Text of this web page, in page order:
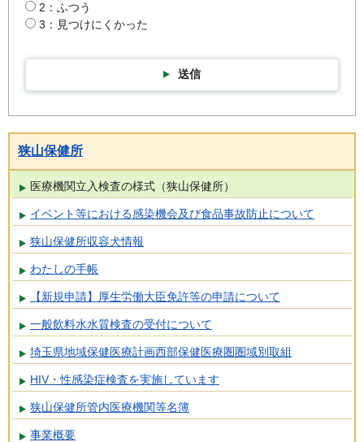
2：ふつう
3：見つけにくかった
送信
狭山保健所
医療機関立入検査の様式（狭山保健所）
イベント等における感染機会及び食品事故防止について
狭山保健所収容犬情報
わたしの手帳
【新規申請】厚生労働大臣免許等の申請について
一般飲料水水質検査の受付について
埼玉県地域保健医療計画西部保健医療圏圏域別取組
HIV・性感染症検査を実施しています
狭山保健所管内医療機関等名簿
事業概要